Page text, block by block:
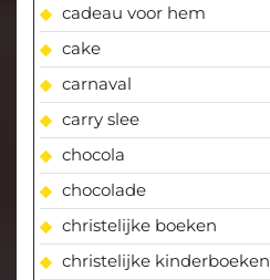
cadeau voor hem
cake
carnaval
carry slee
chocola
chocolade
christelijke boeken
christelijke kinderboeken